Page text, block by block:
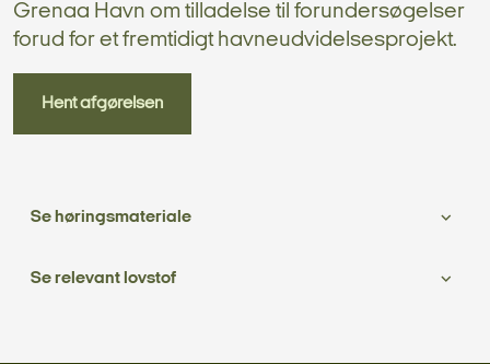
Grenaa Havn om tilladelse til forundersøgelser
forud for et fremtidigt havneudvidelsesprojekt.
Hent afgørelsen
Se høringsmateriale
Se relevant lovstof